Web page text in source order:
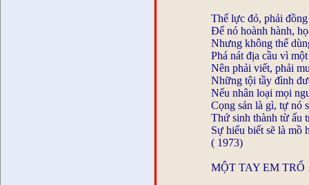
Thế lực đỏ, phải
Để nó hoành hành,
Nhưng không thể
Phá nát địa cầu vì
Nên phải viết, phải
Những tội tầy đình
Nếu nhân loại mọi
Cọng sản là gì, tự nó
Thứ sinh thành từ ấu
Sự hiểu biết sẽ là mồ
( 1973)
MỘT TAY EM TRỔ